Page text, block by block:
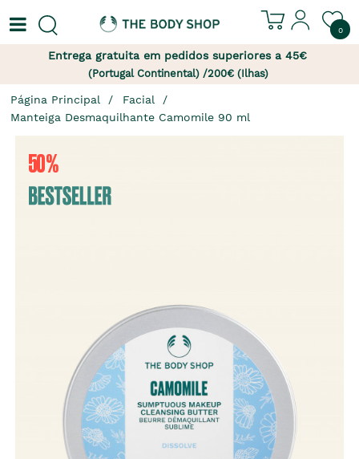
0
Entrega gratuita em pedidos superiores a 45€
(Portugal Continental) /200€ (Ilhas)
Página Principal
Facial
Manteiga Desmaquilhante Camomile 90 ml